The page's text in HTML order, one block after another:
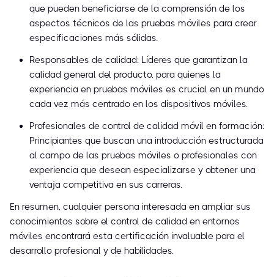
que pueden beneficiarse de la comprensión de los
aspectos técnicos de las pruebas móviles para crear
especificaciones más sólidas.
Responsables de calidad: Líderes que garantizan la
calidad general del producto, para quienes la
experiencia en pruebas móviles es crucial en un mundo
cada vez más centrado en los dispositivos móviles.
Profesionales de control de calidad móvil en formación:
Principiantes que buscan una introducción estructurada
al campo de las pruebas móviles o profesionales con
experiencia que desean especializarse y obtener una
ventaja competitiva en sus carreras.
En resumen, cualquier persona interesada en ampliar sus
conocimientos sobre el control de calidad en entornos
móviles encontrará esta certificación invaluable para el
desarrollo profesional y de habilidades.